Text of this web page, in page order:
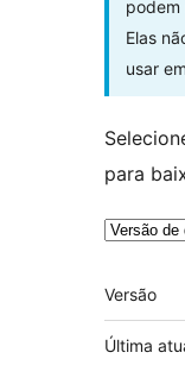
podem
Elas
usar
para
Meta
Versão
Última